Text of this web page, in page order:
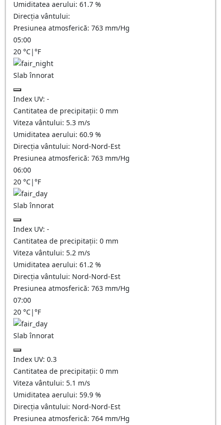
Umiditatea aerului: 61.7 %
Direcția vântului:
Presiunea atmosferică: 763 mm/Hg
05:00
20 °C|°F
Slab înnorat
Index UV: -
Cantitatea de precipitații: 0 mm
Viteza vântului: 5.3 m/s
Umiditatea aerului: 60.9 %
Direcția vântului: Nord-Nord-Est
Presiunea atmosferică: 763 mm/Hg
06:00
20 °C|°F
Slab înnorat
Index UV: -
Cantitatea de precipitații: 0 mm
Viteza vântului: 5.2 m/s
Umiditatea aerului: 61.2 %
Direcția vântului: Nord-Nord-Est
Presiunea atmosferică: 763 mm/Hg
07:00
20 °C|°F
Slab înnorat
Index UV: 0.3
Cantitatea de precipitații: 0 mm
Viteza vântului: 5.1 m/s
Umiditatea aerului: 59.9 %
Direcția vântului: Nord-Nord-Est
Presiunea atmosferică: 764 mm/Hg